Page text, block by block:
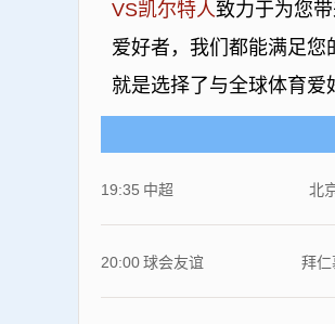
VS凯尔特人致力于为您
爱好者，我们都能满足
就是选择了与全球体育爱
19:35 中超 北
20:00球会友谊 拜仁